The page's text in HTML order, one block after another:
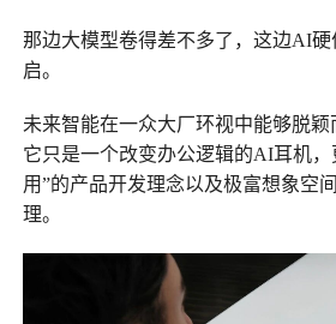
那边大模型卷得差不多了，这边AI
启。
未来智能在一众大厂环视中能够脱
它只是一个改变办公逻辑的AI耳机，
用”的产品开发理念以及极富想象空
理。